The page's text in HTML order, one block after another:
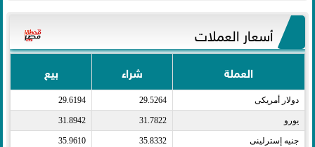
أسعار العملات
العملة شراء بيع
دولار أمريكى​ 29.5264
29.6194
يورو​ 31.7822
31.8942
جنيه إسترلينى​ 35.8332
35.9610